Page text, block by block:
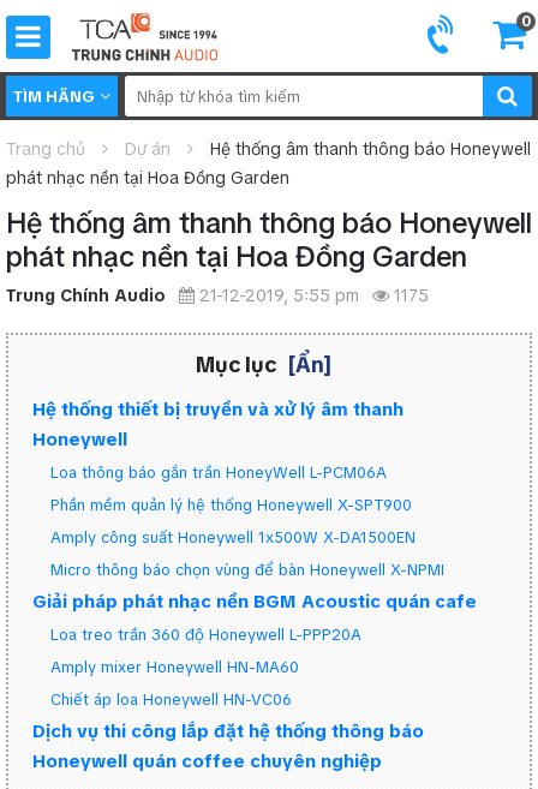
0
TÌM HÃNG
Trang chủ Dự án
Hệ thống âm thanh thông báo Honeywell
phát nhạc nền tại Hoa Đồng Garden
Hệ thống âm thanh thông báo Honeywell
phát nhạc nền tại Hoa Đồng Garden
Trung Chính Audio 21-12-2019, 5:55 pm 1175
Mục lục [Ẩn]
Hệ thống thiết bị truyền và xử lý âm thanh
Honeywell
Loa thông báo gắn trần HoneyWell L-PCM06A
Phần mềm quản lý hệ thống Honeywell X-SPT900
Amply công suất Honeywell 1x500W X-DA1500EN
Micro thông báo chọn vùng để bàn Honeywell X-NPMI
Giải pháp phát nhạc nền BGM Acoustic quán cafe
Loa treo trần 360 độ Honeywell L-PPP20A
Amply mixer Honeywell HN-MA60
Chiết áp loa Honeywell HN-VC06
Dịch vụ thi công lắp đặt hệ thống thông báo
Honeywell quán coffee chuyên nghiệp